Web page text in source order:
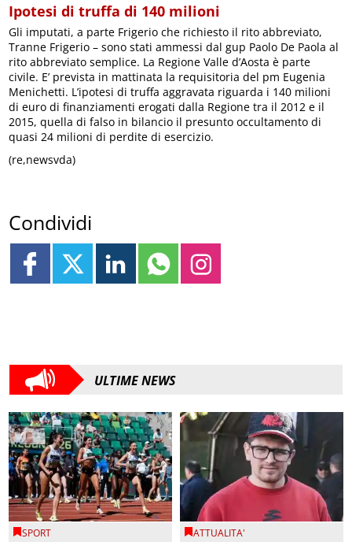
Ipotesi di truffa di 140 milioni
Gli imputati, a parte Frigerio che richiesto il rito abbreviato,
Tranne Frigerio – sono stati ammessi dal gup Paolo De Paola al
rito abbreviato semplice. La Regione Valle d’Aosta è parte
civile. E’ prevista in mattinata la requisitoria del pm Eugenia
Menichetti. L’ipotesi di truffa aggravata riguarda i 140 milioni
di euro di finanziamenti erogati dalla Regione tra il 2012 e il
2015, quella di falso in bilancio il presunto occultamento di
quasi 24 milioni di perdite di esercizio.
(re,newsvda)
Condividi
ULTIME NEWS
SPORT ATTUALITA'